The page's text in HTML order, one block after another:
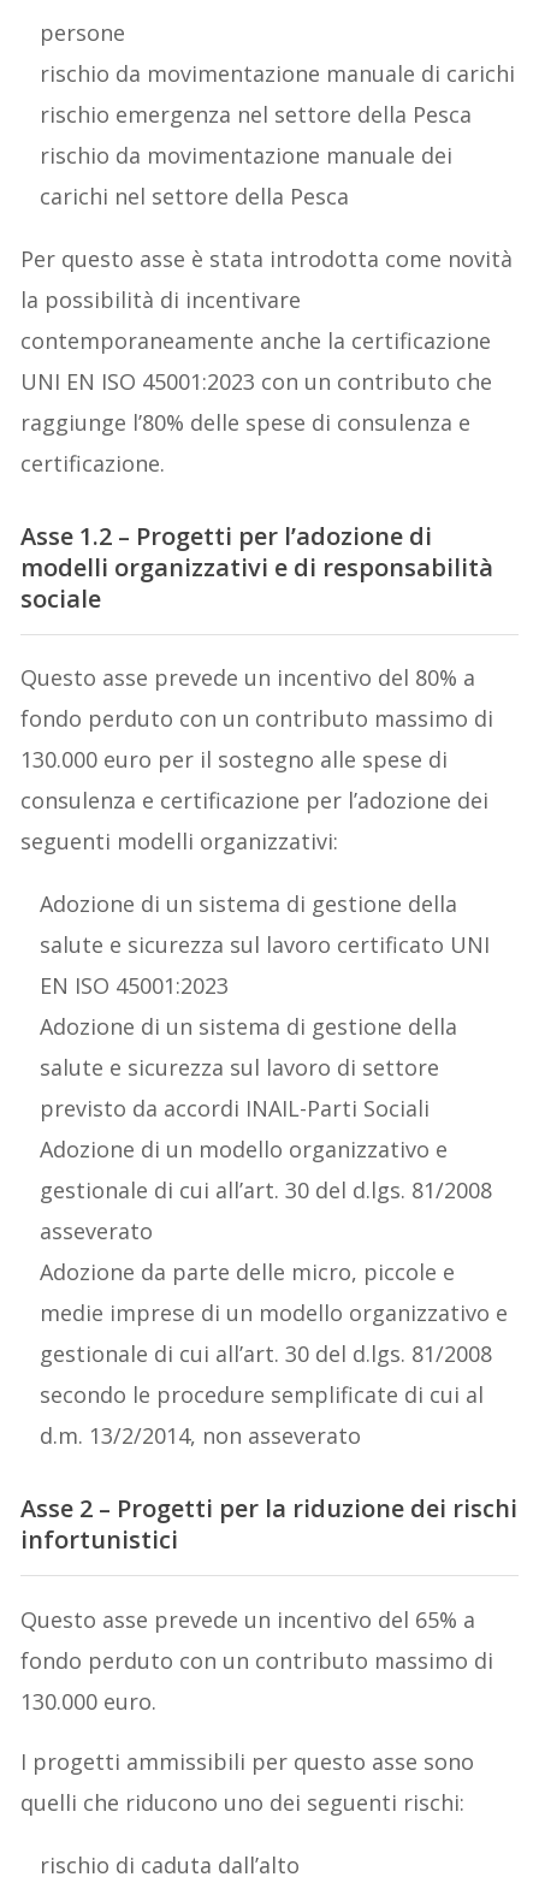
persone
rischio da movimentazione manuale di carichi
rischio emergenza nel settore della Pesca
rischio da movimentazione manuale dei
carichi nel settore della Pesca
Per questo asse è stata introdotta come novità
la possibilità di incentivare
contemporaneamente anche la certificazione
UNI EN ISO 45001:2023 con un contributo che
raggiunge l’80% delle spese di consulenza e
certificazione.
Asse 1.2 – Progetti per l’adozione di
modelli organizzativi e di responsabilità
sociale
Questo asse prevede un incentivo del 80% a
fondo perduto con un contributo massimo di
130.000 euro per il sostegno alle spese di
consulenza e certificazione per l’adozione dei
seguenti modelli organizzativi:
Adozione di un sistema di gestione della
salute e sicurezza sul lavoro certificato UNI
EN ISO 45001:2023
Adozione di un sistema di gestione della
salute e sicurezza sul lavoro di settore
previsto da accordi INAIL-Parti Sociali
Adozione di un modello organizzativo e
gestionale di cui all’art. 30 del d.lgs. 81/2008
asseverato
Adozione da parte delle micro, piccole e
medie imprese di un modello organizzativo e
gestionale di cui all’art. 30 del d.lgs. 81/2008
secondo le procedure semplificate di cui al
d.m. 13/2/2014, non asseverato
Asse 2 – Progetti per la riduzione dei rischi
infortunistici
Questo asse prevede un incentivo del 65% a
fondo perduto con un contributo massimo di
130.000 euro.
I progetti ammissibili per questo asse sono
quelli che riducono uno dei seguenti rischi:
rischio di caduta dall’alto